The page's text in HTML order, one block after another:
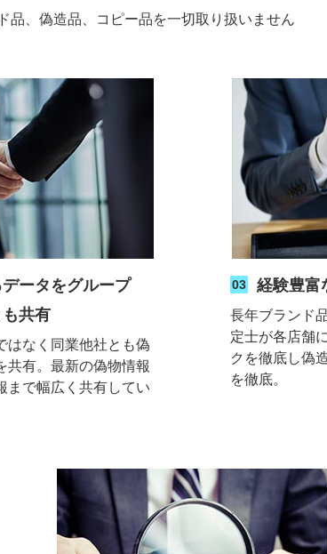
品、偽造品、コピー品を一切取り扱いません
ータをグループ
共有
はなく同業他社とも偽
共有。最新の偽物情報
まで幅広く共有してい
03 経験豊富
長年ブランド
定士が各店舗
クを徹底し偽
を徹底。